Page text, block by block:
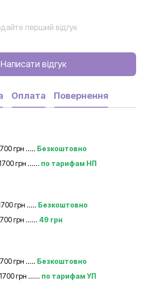
перший відгук
Написати відгук
Оплата Повернення
грн ..... Безкоштовно
грн ...... по тарифам НП
грн ..... Безкоштовно
грн ...... 49 грн
грн ..... Безкоштовно
грн ...... по тарифам УП